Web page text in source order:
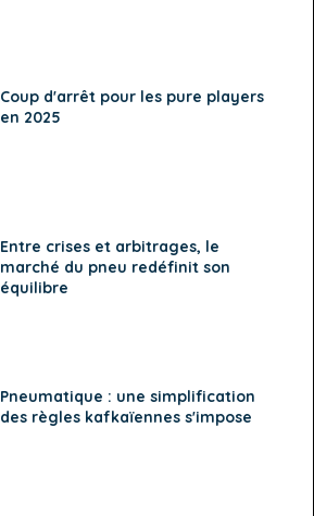
Coup d'arrêt pour les pure players
en 2025
Entre crises et arbitrages, le
marché du pneu redéfinit son
équilibre
Pneumatique : une simplification
des règles kafkaïennes s'impose